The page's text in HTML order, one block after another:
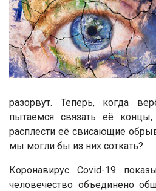
разорвут. Теперь, когда
пытаемся связать её
расплести её свисающие
мы могли бы из них соткать?
Коронавирус Covid-19
человечество объединено